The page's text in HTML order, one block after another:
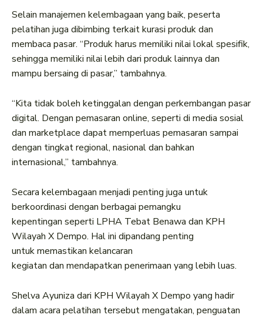
Selain manajemen kelembagaan yang baik, peserta
pelatihan juga dibimbing terkait kurasi produk dan
membaca pasar. “Produk harus memiliki nilai lokal spesifik,
sehingga memiliki nilai lebih dari produk lainnya dan
mampu bersaing di pasar,” tambahnya.
“Kita tidak boleh ketinggalan dengan perkembangan pasar
digital. Dengan pemasaran online, seperti di media sosial
dan marketplace dapat memperluas pemasaran sampai
dengan tingkat regional, nasional dan bahkan
internasional,” tambahnya.
Secara kelembagaan menjadi penting juga untuk
berkoordinasi dengan berbagai pemangku
kepentingan seperti LPHA Tebat Benawa dan KPH
Wilayah X Dempo. Hal ini dipandang penting
untuk memastikan kelancaran
kegiatan dan mendapatkan penerimaan yang lebih luas.
Shelva Ayuniza dari KPH Wilayah X Dempo yang hadir
dalam acara pelatihan tersebut mengatakan, penguatan